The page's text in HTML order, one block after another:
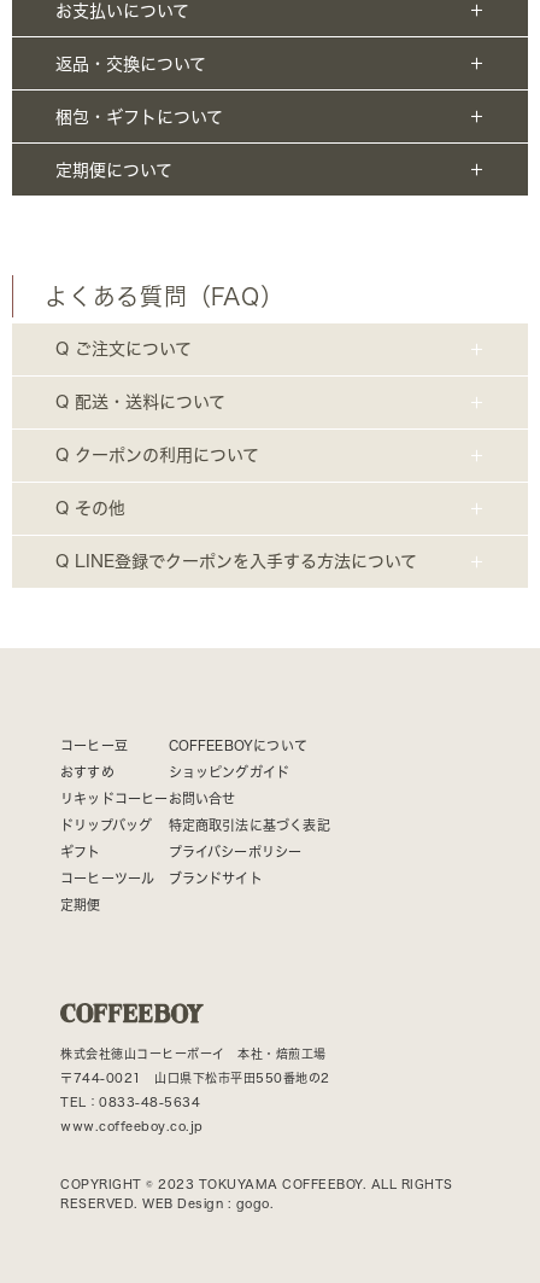
お支払いについて
返品・交換について
梱包・ギフトについて
定期便について
よくある質問（FAQ）
Q ご注文について
Q 配送・送料について
Q クーポンの利用について
Q その他
Q LINE登録でクーポンを入手する方法について
コーヒー豆
おすすめ
リキッドコーヒー
ドリップバッグ
ギフト
コーヒーツール
定期便
COFFEEBOYについて
ショッピングガイド
お問い合せ
特定商取引法に基づく表記
プライバシーポリシー
ブランドサイト
株式会社徳山コーヒーボーイ 本社・焙煎工場
〒744-0021 山口県下松市平田550番地の2
TEL：0833-48-5634
www.coffeeboy.co.jp
COPYRIGHT © 2023 TOKUYAMA COFFEEBOY. ALL RIGHTS
RESERVED. WEB Design : gogo.